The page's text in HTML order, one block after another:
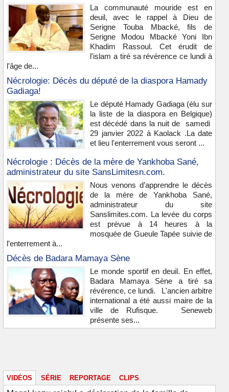
La communauté mouride est en
deuil, avec le rappel à Dieu de
Serigne Touba Mbacké, fils de
Serigne Modou Mbacké Yoni Ibn
Khadim Rassoul. Cet érudit de
l'islam a tiré sa révérence ce lundi à
l'âge de...
Nécrologie: Décès du député de la diaspora Hamady
Gadiaga!
Le député Hamady Gadiaga (élu sur
la liste de la diaspora en Belgique)
est décédé dans la nuit de samedi
29 janvier 2022 à Kaolack .La date
et lieu l'enterrement vous seront ...
Nécrologie : Décès de la mère de Yankhoba Sané,
administrateur du site SansLimitesn.com.
Nous venons d’apprendre le décès
de la mère de Yankhoba Sané,
administrateur du site
Sanslimites.com. La levée du corps
est prévue à 14 heures à la
mosquée de Gueule Tapée suivie de
l’enterrement à...
Décès de Badara Mamaya Sène
Le monde sportif en deuil. En effet,
Badara Mamaya Sène a tiré sa
révérence, ce lundi. L'ancien arbitre
international a été aussi maire de la
ville de Rufisque. Seneweb
présente ses...
VIDÉOS SÉRIE REPORTAGE CLIPS